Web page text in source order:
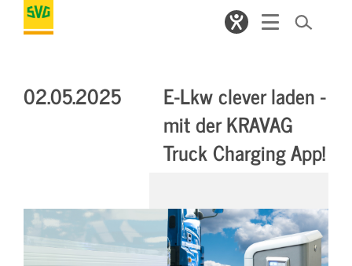
02.05.2025
E-Lkw clever laden -
mit der KRAVAG
Truck Charging App!